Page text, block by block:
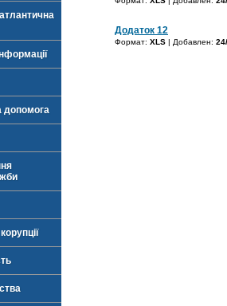
допомога
Додаток 12
Формат: XLS | Добавлен: